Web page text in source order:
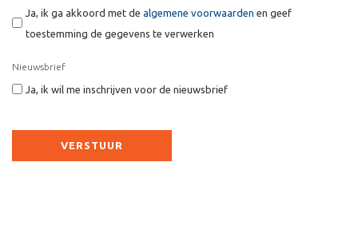
Ja, ik ga akkoord met de algemene voorwaarden en geef
toestemming de gegevens te verwerken
Nieuwsbrief
Ja, ik wil me inschrijven voor de nieuwsbrief